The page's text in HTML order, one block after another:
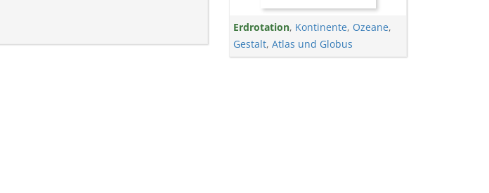
Erdrotation, Kontinente, Ozeane,
Gestalt,Atlas und Globus